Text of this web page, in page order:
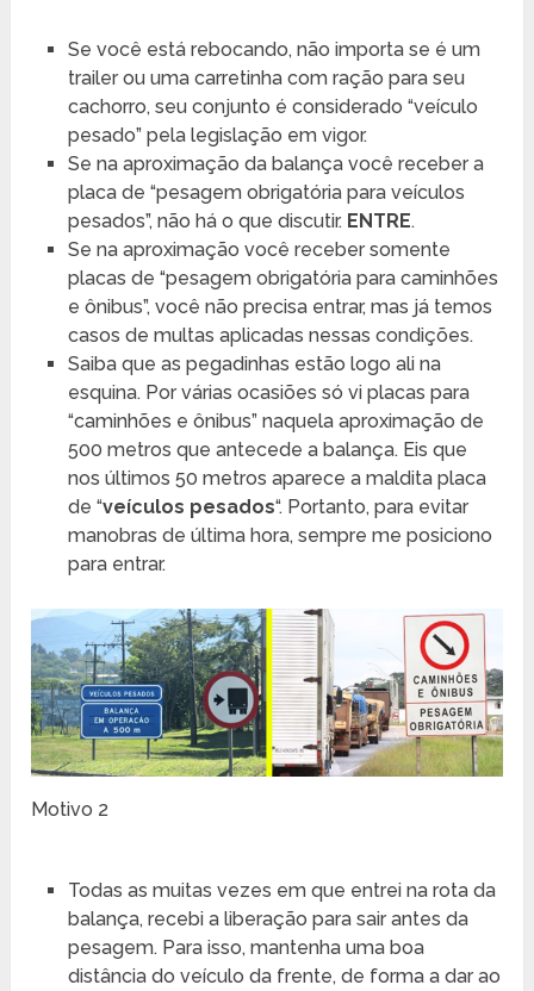
Se você está rebocando, não importa se é um
trailer ou uma carretinha com ração para seu
cachorro, seu conjunto é considerado “veículo
pesado” pela legislação em vigor.
Se na aproximação da balança você receber a
placa de “pesagem obrigatória para veículos
pesados”, não há o que discutir. ENTRE.
Se na aproximação você receber somente
placas de “pesagem obrigatória para caminhões
e ônibus”, você não precisa entrar, mas já temos
casos de multas aplicadas nessas condições.
Saiba que as pegadinhas estão logo ali na
esquina. Por várias ocasiões só vi placas para
“caminhões e ônibus” naquela aproximação de
500 metros que antecede a balança. Eis que
nos últimos 50 metros aparece a maldita placa
de “veículos pesados“. Portanto, para evitar
manobras de última hora, sempre me posiciono
para entrar.
Motivo 2
Todas as muitas vezes em que entrei na rota da
balança, recebi a liberação para sair antes da
pesagem. Para isso, mantenha uma boa
distância do veículo da frente, de forma a dar ao